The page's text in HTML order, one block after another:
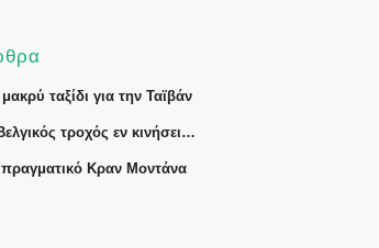
ταξίδι για την Ταϊβάν
τροχός εν κινήσει…
Κραν Μοντάνα